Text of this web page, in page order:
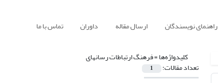
راهنمای نویسندگان ارسال مقاله داوران تماس با ما
کلیدواژه‌ها =فرهنگ ارتباطات رسانه‎ای
تعداد مقالات: 1